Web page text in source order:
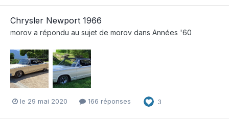
Chrysler Newport 1966
morov a répondu au sujet de morov dans Années '60
le 29 mai 2020 166 réponses 3